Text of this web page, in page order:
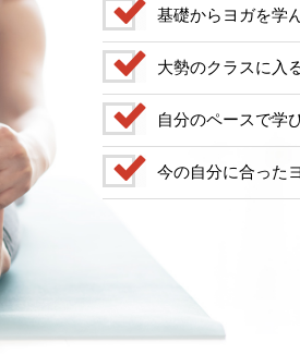
基礎からヨガを学
大勢のクラスに入
自分のペースで学
今の自分に合った